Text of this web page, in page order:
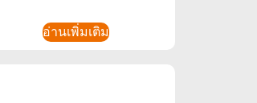
LED น้ําท่วมสนามกีฬา
อ่านเพิ่มเติม